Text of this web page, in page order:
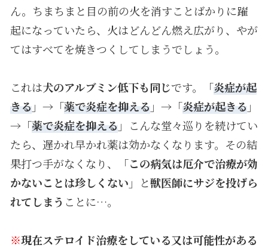
ん。ちまちまと目の前の火を消すことばかりに躍
起になっていたら、火はどんどん燃え広がり、やが
てはすべてを焼きつくしてしまうでしょう。
これは犬のアルブミン低下も同じです。「炎症が起
きる」→「薬で炎症を抑える」→「炎症が起きる」
→「薬で炎症を抑える」こんな堂々巡りを続けてい
たら、遅かれ早かれ薬は効かなくなります。その結
果打つ手がなくなり、「この病気は厄介で治療が効
かないことは珍しくない 」と獣医師にサジを投げら
れてしまう ことに…。
※現在ステロイド治療をしている又は可能性がある